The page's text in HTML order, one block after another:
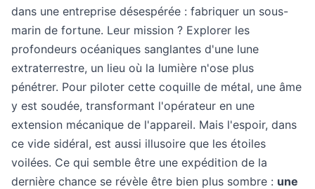
dans une entreprise désespérée : fabriquer un sous-
marin de fortune. Leur mission ? Explorer les
profondeurs océaniques sanglantes d'une lune
extraterrestre, un lieu où la lumière n'ose plus
pénétrer. Pour piloter cette coquille de métal, une âme
y est soudée, transformant l'opérateur en une
extension mécanique de l'appareil. Mais l'espoir, dans
ce vide sidéral, est aussi illusoire que les étoiles
voilées. Ce qui semble être une expédition de la
dernière chance se révèle être bien plus sombre : une